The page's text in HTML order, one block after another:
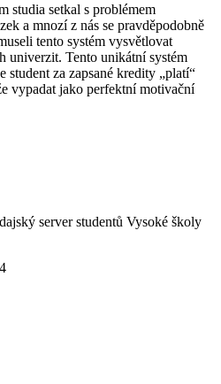
studia setkal s problémem
a mnozí z nás se pravděpodobně
tento systém vysvětlovat
univerzit. Tento unikátní systém
za zapsané kredity „platí“
vypadat jako perfektní motivační
server studentů Vysoké školy